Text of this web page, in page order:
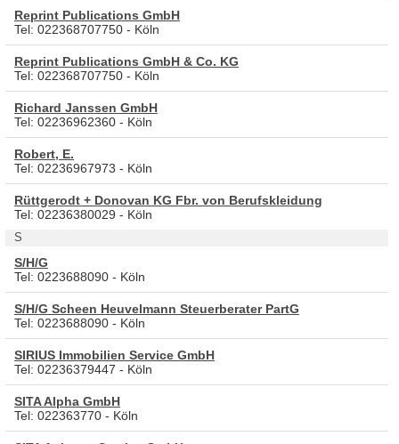
Reprint Publications GmbH
Tel: 022368707750 - Köln
Reprint Publications GmbH & Co. KG
Tel: 022368707750 - Köln
Richard Janssen GmbH
Tel: 02236962360 - Köln
Robert, E.
Tel: 02236967973 - Köln
Rüttgerodt + Donovan KG Fbr. von Berufskleidung
Tel: 02236380029 - Köln
S
S/H/G
Tel: 0223688090 - Köln
S/H/G Scheen Heuvelmann Steuerberater PartG
Tel: 0223688090 - Köln
SIRIUS Immobilien Service GmbH
Tel: 02236379447 - Köln
SITA Alpha GmbH
Tel: 022363770 - Köln